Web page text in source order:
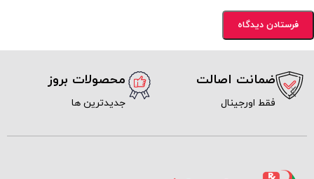
ضمانت اصالت
فقط اورجینال
محصولات بروز
جدیدترین ها